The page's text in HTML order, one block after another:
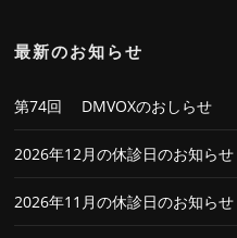
最新のお知らせ
第74回 DMVOXのおしらせ
2026年12月の休診日のお知らせ
2026年11月の休診日のお知らせ